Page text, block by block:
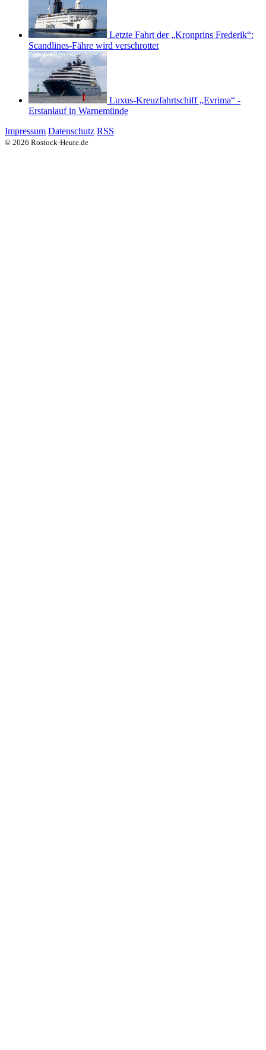
Letzte Fahrt der „Kronprins Frederik“:
Scandlines-Fähre wird verschrottet
Luxus-Kreuzfahrtschiff „Evrima“ -
Erstanlauf in Warnemünde
Impressum Datenschutz RSS
© 2026 Rostock-Heute.de